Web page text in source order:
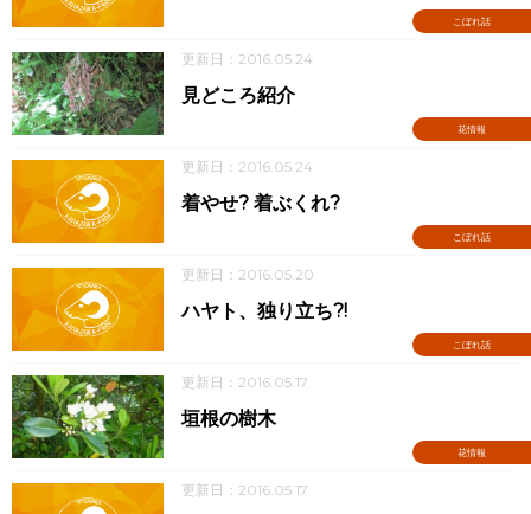
こぼれ話
更新日：2016.05.24
花情報
見どころ紹介
更新日：2016.05.24
こぼれ話
着やせ? 着ぶくれ?
更新日：2016.05.20
こぼれ話
ハヤト、独り立ち?!
更新日：2016.05.17
花情報
垣根の樹木
更新日：2016.05.17